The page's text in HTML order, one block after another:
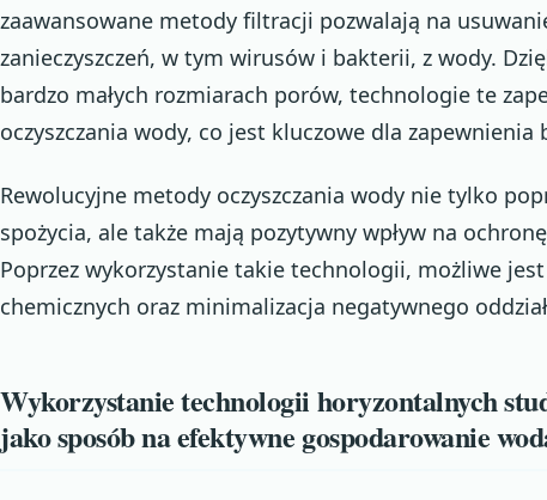
zaawansowane metody filtracji pozwalają na
zanieczyszczeń, w tym wirusów i bakterii, z wody.
bardzo małych rozmiarach porów, technologie te
oczyszczania wody, co jest kluczowe dla
Rewolucyjne metody oczyszczania wody nie tylko
spożycia, ale także mają pozytywny wpływ na
Poprzez wykorzystanie takie technologii, możliwe
chemicznych oraz minimalizacja negatywnego
Wykorzystanie technologii horyzontalnych
jako sposób na efektywne gospodarowanie